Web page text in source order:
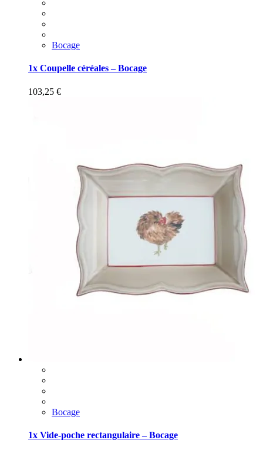
Bocage
1x Coupelle céréales – Bocage
103,25 €
Bocage
1x Vide-poche rectangulaire – Bocage